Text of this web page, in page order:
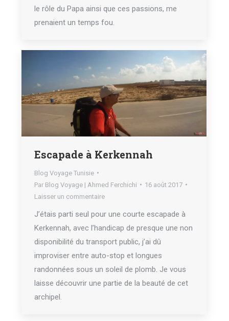
le rôle du Papa ainsi que ces passions, me
prenaient un temps fou.
Escapade à Kerkennah
Blog Voyage Tunisie
Par Blog Voyage | Ahmed Ferchichi
16 août 2017
Laisser un commentaire
J’étais parti seul pour une courte escapade à
Kerkennah, avec l’handicap de presque une non
disponibilité du transport public, j’ai dû
improviser entre auto-stop et longues
randonnées sous un soleil de plomb. Je vous
laisse découvrir une partie de la beauté de cet
archipel.